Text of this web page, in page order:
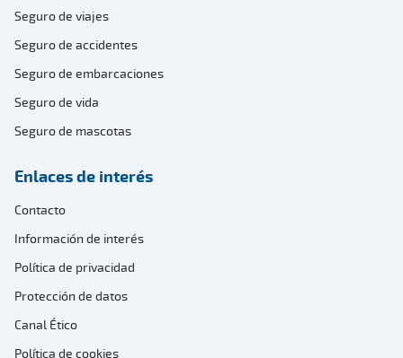
Seguro de viajes
Seguro de accidentes
Seguro de embarcaciones
Seguro de vida
Seguro de mascotas
Enlaces de interés
Contacto
Información de interés
Política de privacidad
Protección de datos
Canal Ético
Política de cookies